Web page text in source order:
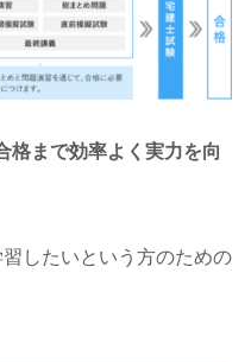
格まで効率よく実力を向
したいという方のための